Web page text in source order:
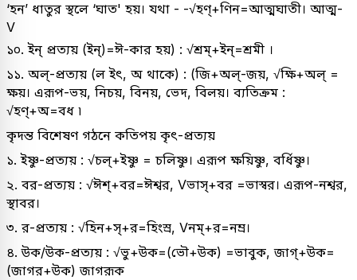
‘হন’ ধাতুর স্থলে ‘ঘাত' হয়। যথা - -√হণ্+ণিন=আত্মঘাতী। আত্ম-
V
১০. ইন্ প্রত্যয় (ইন্)=ঈ-কার হয়) : √শ্রম্+ইন্=শ্রমী ।
১১. অল্-প্রত্যয় (ল ইৎ, অ থাকে) : (জি+অল্-জয়, √ক্ষি+অল্ =
ক্ষয়। এরূপ-ভয়, নিচয়, বিনয়, ভেদ, বিলয়। ব্যতিক্রম :
√হণ্+অ=বধ ৷
কৃদন্ত বিশেষণ গঠনে কতিপয় কৃৎ-প্রত্যয়
১. ইষ্ণু-প্রত্যয় : √চল্‌+ইষ্ণু = চলিষ্ণু। এরূপ ক্ষয়িষ্ণু, বর্ধিষ্ণু।
২. বর-প্রত্যয় : √ঈশ্+বর=ঈশ্বর, Vভাস্+বর =ভাস্বর। এরূপ-নশ্বর,
স্থাবর।
৩. র-প্রত্যয় : √হিন+স্+র=হিংস্র, Vনম্+র=নম্র।
৪. উক/উক-প্রত্যয় : √ভু+উক=(ভৌ+উক) =ভাবুক, জাগ্‌+উক=
(জাগর+উক) জাগরূক